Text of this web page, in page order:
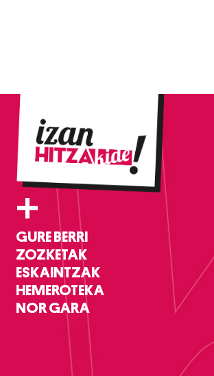
+
GURE BERRI
ZOZKETAK
ESKAINTZAK
HEMEROTEKA
NOR GARA